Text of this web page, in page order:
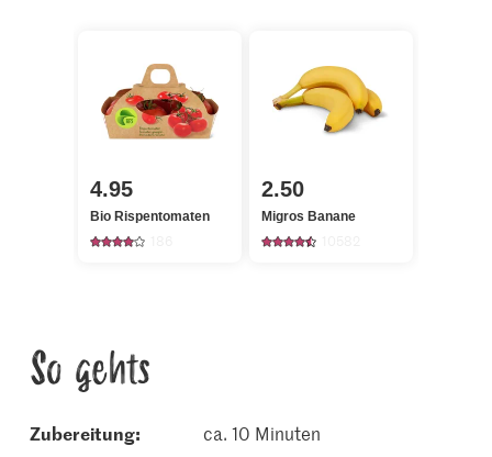
4.95
Bio Rispentomaten
2.50
Migros Banane
So gehts
Zubereitung: ca. 10 Minuten